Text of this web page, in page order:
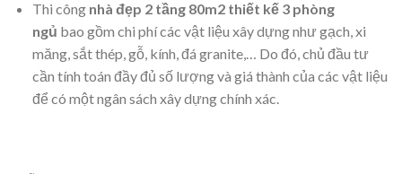
Chi phí thiết kế nhà 80m2 2 tầng
Đây là chi phí của các kỹ sư, kiến trúc sư và các chuyên gia
thiết kế mà bạn thuê. Để tạo ra bản vẽ kỹ thuật và kế
hoạch xây dựng cho ngôi nhà.